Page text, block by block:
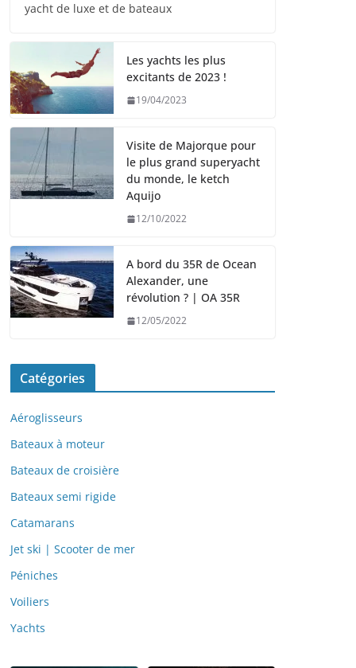
yacht de luxe et de bateaux
Les yachts les plus
excitants de 2023 !
19/04/2023
Visite de Majorque pour
le plus grand superyacht
du monde, le ketch
Aquijo
12/10/2022
A bord du 35R de Ocean
Alexander, une
révolution ? | OA 35R
12/05/2022
Catégories
Aéroglisseurs
Bateaux à moteur
Bateaux de croisière
Bateaux semi rigide
Catamarans
Jet ski | Scooter de mer
Péniches
Voiliers
Yachts